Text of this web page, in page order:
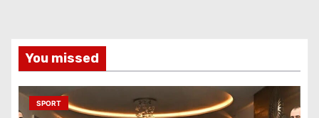
You missed
SPORT